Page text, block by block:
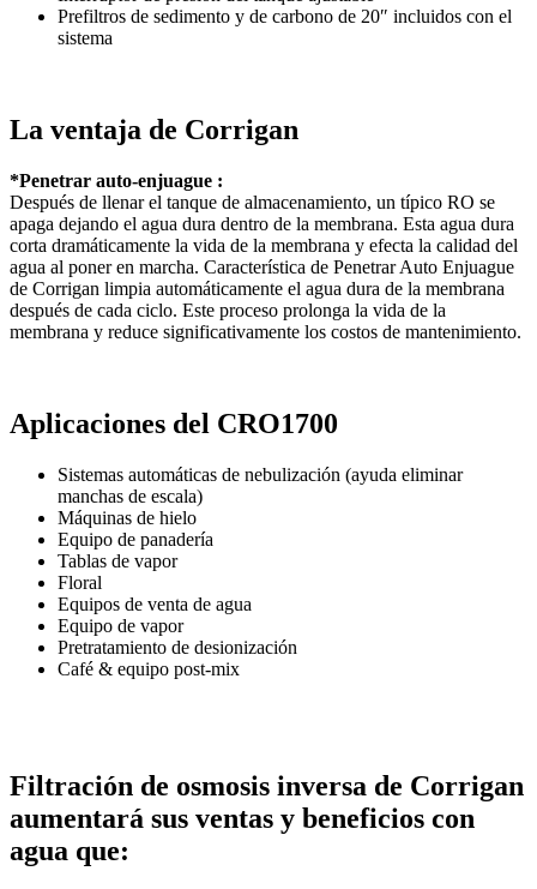
Prefiltros de sedimento y de carbono de 20″ incluidos con el
sistema
La ventaja de Corrigan
*Penetrar auto-enjuague :
Después de llenar el tanque de almacenamiento, un típico RO se
apaga dejando el agua dura dentro de la membrana. Esta agua dura
corta dramáticamente la vida de la membrana y efecta la calidad del
agua al poner en marcha. Característica de Penetrar Auto Enjuague
de Corrigan limpia automáticamente el agua dura de la membrana
después de cada ciclo. Este proceso prolonga la vida de la
membrana y reduce significativamente los costos de mantenimiento.
Aplicaciones del CRO1700
Sistemas automáticas de nebulización (ayuda eliminar
manchas de escala)
Máquinas de hielo
Equipo de panadería
Tablas de vapor
Floral
Equipos de venta de agua
Equipo de vapor
Pretratamiento de desionización
Café & equipo post-mix
Filtración de osmosis inversa de Corrigan
aumentará sus ventas y beneficios con
agua que: